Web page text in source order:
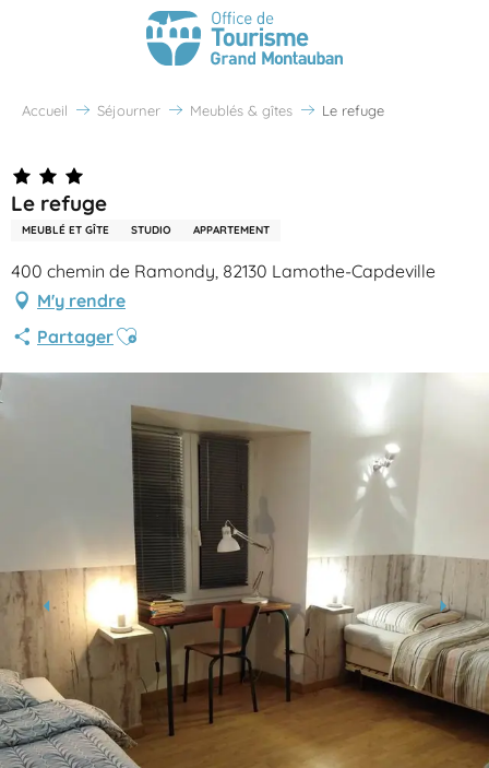
Accueil Séjourner Meublés & gîtes Le refuge
Le refuge
MEUBLÉ ET GÎTE STUDIO APPARTEMENT
400 chemin de Ramondy, 82130 Lamothe-Capdeville
M'y rendre
PartagerAjouter aux favoris